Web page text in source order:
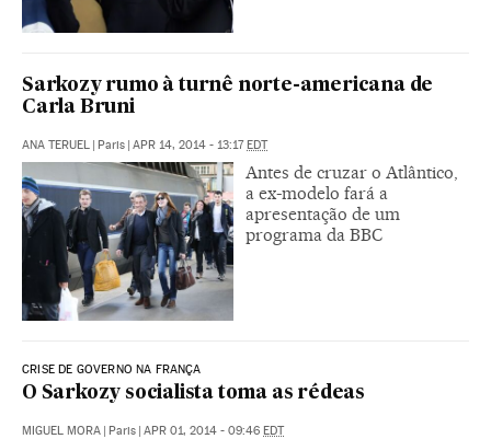
Sarkozy rumo à turnê norte-americana de
Carla Bruni
ANA TERUEL | Paris | APR 14, 2014 - 13:17EDT
Antes de cruzar o Atlântico,
a ex-modelo fará a
apresentação de um
programa da BBC
CRISE DE GOVERNO NA FRANÇA
O Sarkozy socialista toma as rédeas
MIGUEL MORA | Paris | APR 01, 2014 - 09:46 EDT